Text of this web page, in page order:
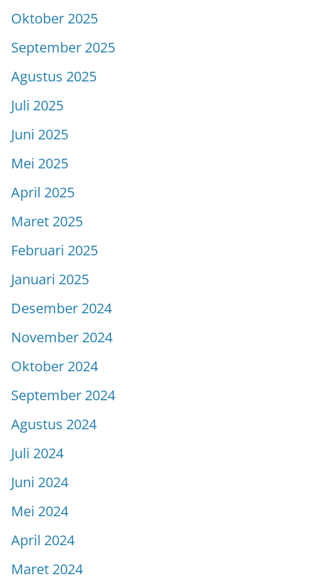
Oktober 2025
September 2025
Agustus 2025
Juli 2025
Juni 2025
Mei 2025
April 2025
Maret 2025
Februari 2025
Januari 2025
Desember 2024
November 2024
Oktober 2024
September 2024
Agustus 2024
Juli 2024
Juni 2024
Mei 2024
April 2024
Maret 2024